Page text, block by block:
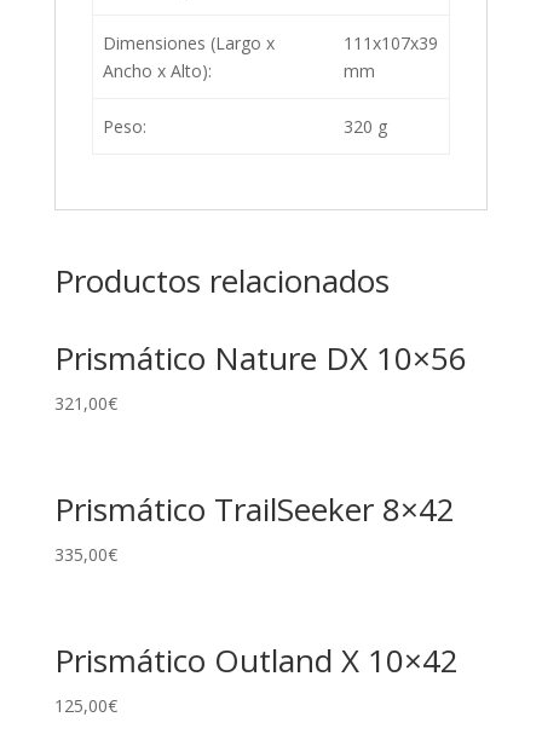
Dimensiones (Largo x
Ancho x Alto):
111x107x39
mm
Peso: 320 g
Productos relacionados
Prismático Nature DX 10×56
321,00€
Prismático TrailSeeker 8×42
335,00€
Prismático Outland X 10×42
125,00€